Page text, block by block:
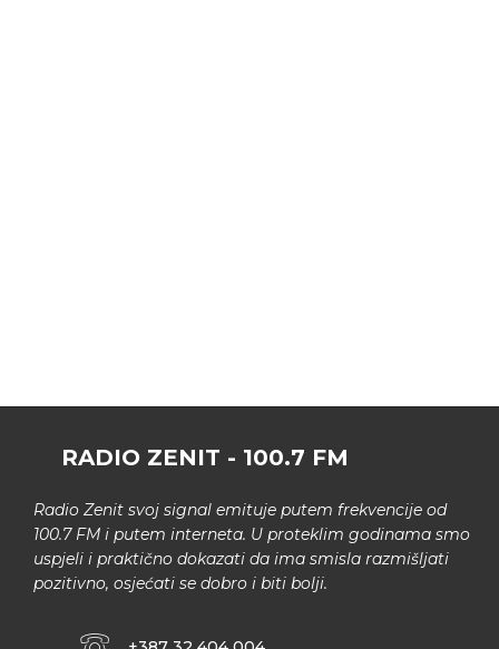
RADIO ZENIT - 100.7 FM
Radio Zenit svoj signal emituje putem frekvencije od
100.7 FM i putem interneta. U proteklim godinama smo
uspjeli i praktično dokazati da ima smisla razmišljati
pozitivno, osjećati se dobro i biti bolji.